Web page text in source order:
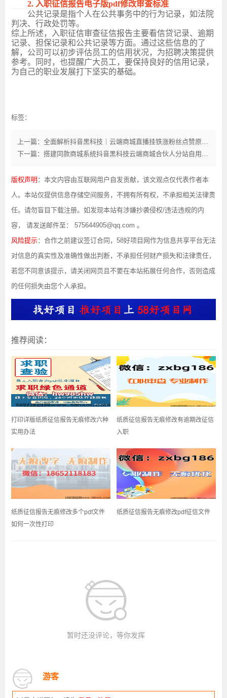
2. 入职征信报告电子版pdf修改审查标准
公共记录是指个人在公共事务中的行为记录，如法院
判决、行政处罚等。
综上所述，入职征信审查征信报告主要看信贷记录、逾期
记录、担保记录和公共记录等方面。通过这些信息的了
解，公司可以初步评估员工的信用状况，为招聘决策提供
参考。同时，也提醒广大员工，要保持良好的信用记录，
为自己的职业发展打下坚实的基础。
标签：
上一篇：全面解析抖音黑科技｜云端商城直播挂铁涨粉丝点赞原理、核心功能与全套变现逻辑
版权声明 ：本文内容由互联网用户自发贡献，该文观点仅代表作者本
人。本站仅提供信息存储空间服务，不拥有所有权，不承担相关法律责
任。请勿盲目下载注册。如发现本站有涉嫌抄袭侵权/违法违规的内
容， 请发送邮件至： 575644905@qq.com 。
风险提示：合作之前建议签订合同，58好项目网作为信息共享平台无法
对信息的真实性及准确性做出判断，不承担任何财产损失和法律责任，
若您不同意该提示，请关闭网页且不要在本站拓展任何合作，否则造成
的任何损失由您个人承担。
推荐阅读：
打印详版纸质征信报告无痕修改六种
实用办法
纸质征信报告无痕修改有逾期改征信
入职
纸质征信报告无痕修改多个pdf文件
如何一次性打印
纸质征信报告无痕修改pdf征信文件
暂时还没评论，等你发挥
游客